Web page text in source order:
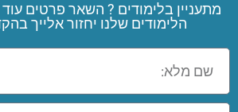
מתעניין בלימודים ? השאר פרטים עוד
הלימודים שלנו יחזור אלייך